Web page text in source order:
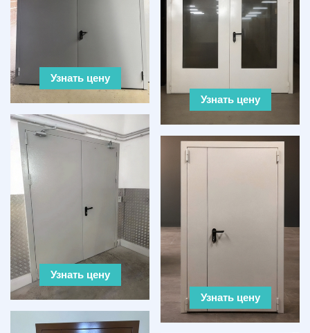
Узнать цену
Узнать цену
Узнать цену
Узнать цену